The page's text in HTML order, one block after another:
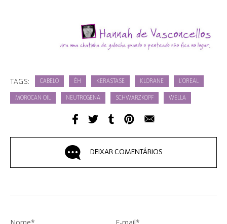
TAGS: CABELO ÉH KERASTASE KLORANE L`OREAL
MOROCAN OIL NEUTROGENA SCHWARZKOPF WELLA
DEIXAR COMENTÁRIOS